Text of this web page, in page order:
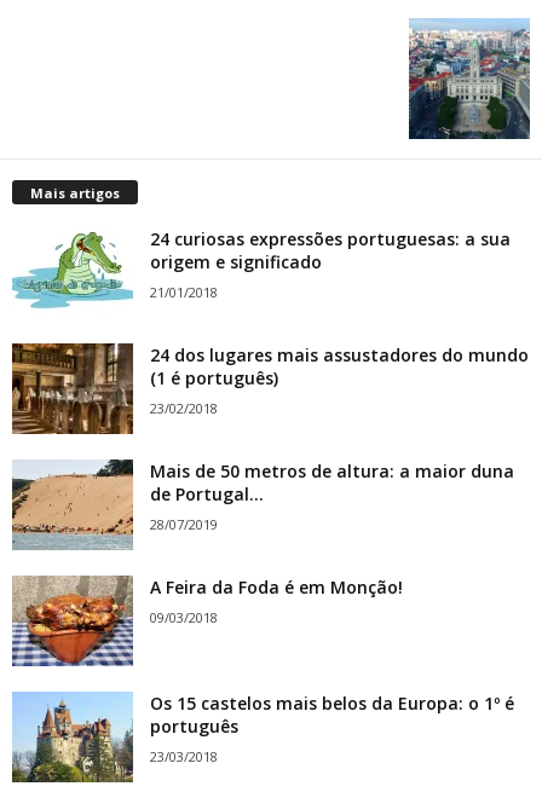
Mais artigos
24 curiosas expressões portuguesas: a sua
origem e significado
21/01/2018
24 dos lugares mais assustadores do mundo
(1 é português)
23/02/2018
Mais de 50 metros de altura: a maior duna
de Portugal...
28/07/2019
A Feira da Foda é em Monção!
09/03/2018
Os 15 castelos mais belos da Europa: o 1º é
português
23/03/2018